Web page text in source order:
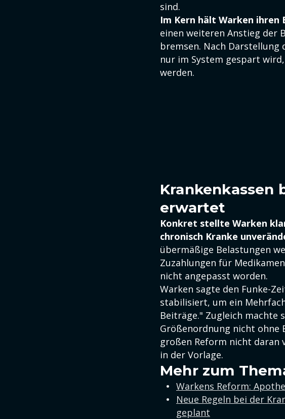
sind.
Im Kern hält Warken
einen weiteren Anstieg der
bremsen. Nach
nur im System gespart
werden.
Krankenkassen
erwartet
Konkret stellte Warken
chronisch Kranke
übermäßige Belastungen
Zuzahlungen für
nicht angepasst worden.
Warken sagte den Funke-
stabilisiert, um ein
Beiträge." Zugleich machte
Größenordnung nicht ohne
großen Reform nicht daran
in der Vorlage.
Mehr zum
Warkens Reform:
Neue Regeln bei der
geplant